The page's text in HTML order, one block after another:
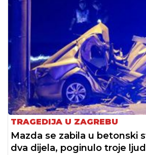
TRAGEDIJA U ZAGREBU
Mazda se zabila u betonski
dva dijela, poginulo troje